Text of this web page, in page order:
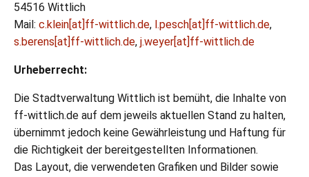
54516 Wittlich
Mail: c.klein[at]ff-wittlich.de, l.pesch[at]ff-wittlich.de,
s.berens[at]ff-wittlich.de, j.weyer[at]ff-wittlich.de
Urheberrecht:
Die Stadtverwaltung Wittlich ist bemüht, die Inhalte von
ff-wittlich.de auf dem jeweils aktuellen Stand zu halten,
übernimmt jedoch keine Gewährleistung und Haftung für
die Richtigkeit der bereitgestellten Informationen.
Das Layout, die verwendeten Grafiken und Bilder sowie